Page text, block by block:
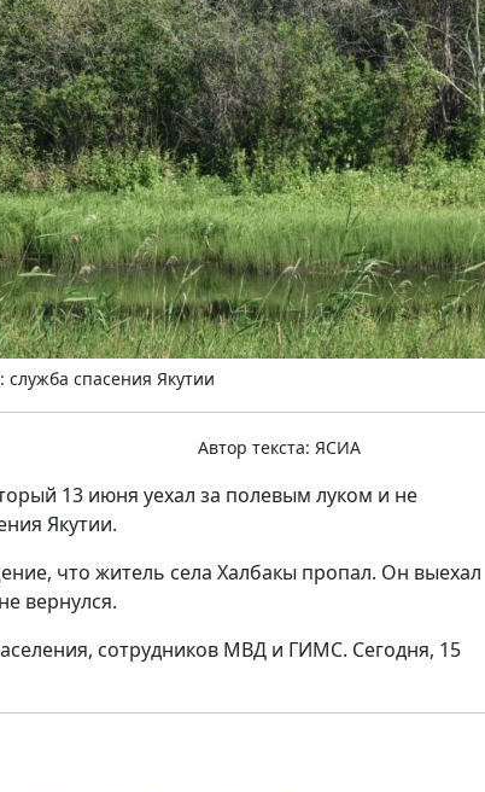
спасения Якутии
Автор текста: ЯСИА
13 июня уехал за полевым луком и не
Якутии.
что житель села Халбакы пропал. Он выехал
вернулся.
сотрудников МВД и ГИМС. Сегодня, 15